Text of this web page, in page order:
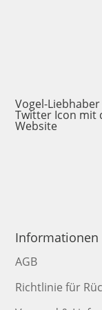
Vogel-
Twitter Icon mit
Website
Informationen
AGB
Richtlinie für